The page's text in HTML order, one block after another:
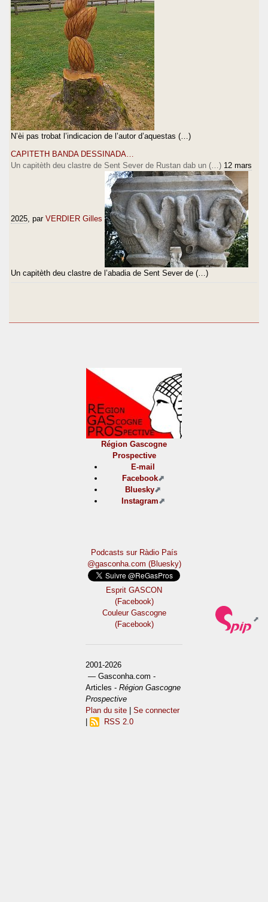
N’èi pas trobat l’indicacion de l’autor d’aquestas (…)
CAPITETH BANDA DESSINADA…
Un capitèth deu clastre de Sent Sever de Rustan dab un (…) 12 mars
2025 , par VERDIER Gilles
Un capitèth deu clastre de l’abadia de Sent Sever de (…)
Région Gascogne
Prospective
E-mail
Facebook
Bluesky
Instagram
Podcasts sur Ràdio País
@gasconha.com (Bluesky)
Esprit GASCON
(Facebook)
Couleur Gascogne
(Facebook)
2001-2026
— Gasconha.com -
Articles -Région Gascogne
Prospective
Plan du site |Se connecter
RSS 2.0